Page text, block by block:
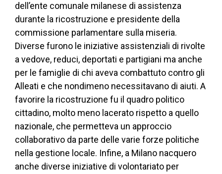
dell’ente comunale milanese di assistenza
durante la ricostruzione e presidente della
commissione parlamentare sulla miseria.
Diverse furono le iniziative assistenziali di rivolte
a vedove, reduci, deportati e partigiani ma anche
per le famiglie di chi aveva combattuto contro gli
Alleati e che nondimeno necessitavano di aiuti. A
favorire la ricostruzione fu il quadro politico
cittadino, molto meno lacerato rispetto a quello
nazionale, che permetteva un approccio
collaborativo da parte delle varie forze politiche
nella gestione locale. Infine, a Milano nacquero
anche diverse iniziative di volontariato per